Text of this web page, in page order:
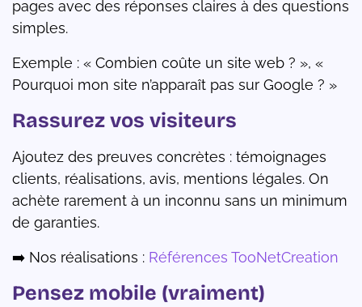
pages avec des réponses claires à des questions
simples.
Exemple : « Combien coûte un site web ? », «
Pourquoi mon site n’apparaît pas sur Google ? »
Rassurez vos visiteurs
Ajoutez des preuves concrètes : témoignages
clients, réalisations, avis, mentions légales. On
achète rarement à un inconnu sans un minimum
de garanties.
➡️ Nos réalisations : Références TooNetCreation
Pensez mobile (vraiment)